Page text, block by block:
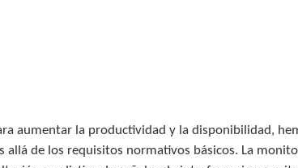
aumentar la productividad y la disponibilidad,
allá de los requisitos normativos básicos. La